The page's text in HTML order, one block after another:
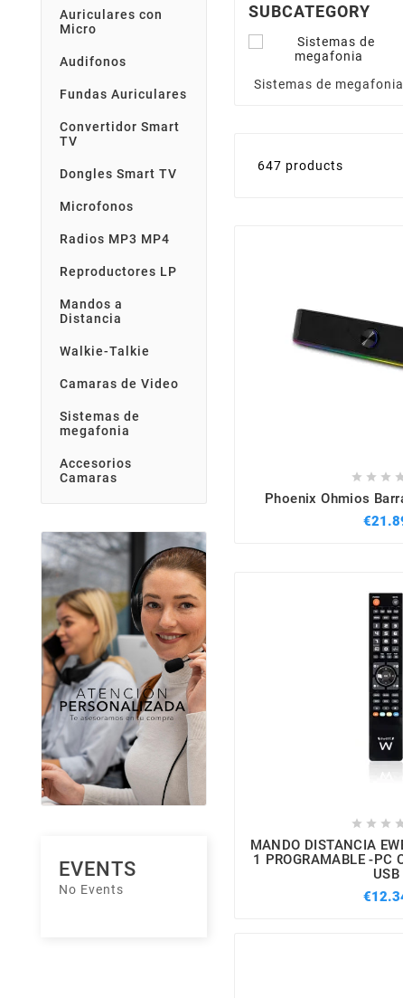
Auriculares con
Micro
Audifonos
Fundas Auriculares
Convertidor Smart
TV
Dongles Smart TV
Microfonos
Radios MP3 MP4
Reproductores LP
Mandos a
Distancia
Walkie-Talkie
Camaras de Video
Sistemas de
megafonia
Accesorios
Camaras
EVENTS
No Events
SUBCATEGORY
Sistemas de megafonia
647 products
  
Phoenix Ohmios
  
MANDO DISTANCIA
1 PROGRAMABLE -PC
USB